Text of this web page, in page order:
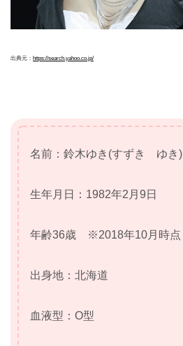
出典元： https://search.yahoo.co.jp/
名前：鈴木ゆき(すずき ゆき)
生年月日：1982年2月9日
年齢36歳 ※2018年10月時点
出身地：北海道
血液型：O型